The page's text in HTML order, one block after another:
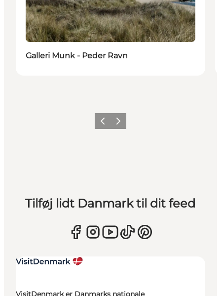
Galleri Munk - Peder Ravn
ForrigeNæste
Tilføj lidt Danmark til dit feed
VisitDenmark er Danmarks nationale